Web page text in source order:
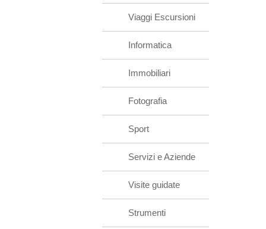
Viaggi Escursioni
Informatica
Immobiliari
Fotografia
Sport
Servizi e Aziende
Visite guidate
Strumenti